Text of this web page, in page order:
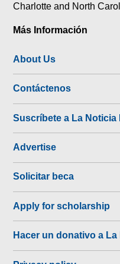
Charlotte and North
Más Información
About Us
Contáctenos
Suscríbete a La Noticia
Advertise
Solicitar beca
Apply for scholarship
Hacer un donativo a La